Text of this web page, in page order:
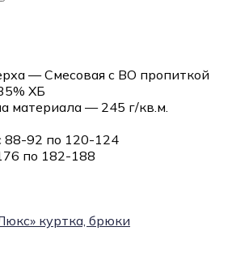
— Смесовая с ВО пропиткой
ХБ
материала — 245 г/кв.м.
92 по 120-124
по 182-188
куртка, брюки